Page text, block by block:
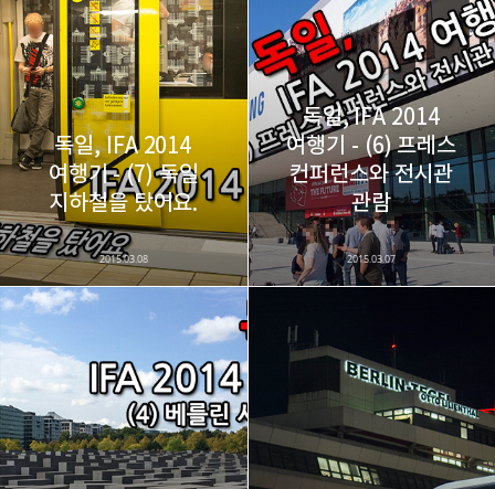
다방면의 깊은 관심과 얕은 이해도를 갖춘 보편적
비주류이자 진화하는 영원한 주변인.
구독하기
구독하기 카카오톡 라인 트위터
카카오스토리 밴드 네이버 블로그
독일, IFA 2014
여행기 - (7) 독일
지하철을 탔어요.
2015.03.08
독일, IFA 2014
여행기 - (6) 프레스
컨퍼런스와 전시관
관람
2015.03.07